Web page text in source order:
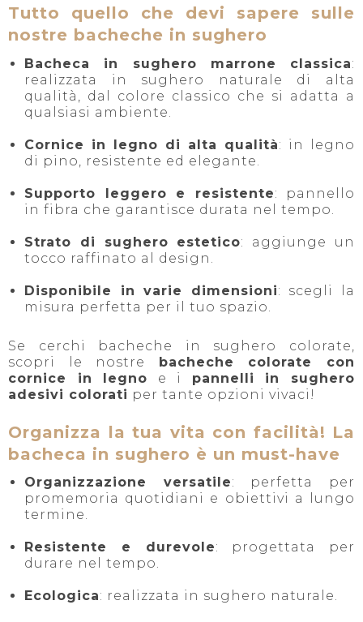
Tutto quello che devi sapere sulle
nostre bacheche in sughero
Bacheca in sughero marrone classica:
realizzata in sughero naturale di alta
qualità, dal colore classico che si adatta a
qualsiasi ambiente.
Cornice in legno di alta qualità: in legno
di pino, resistente ed elegante.
Supporto leggero e resistente: pannello
in fibra che garantisce durata nel tempo.
Strato di sughero estetico: aggiunge un
tocco raffinato al design.
Disponibile in varie dimensioni: scegli la
misura perfetta per il tuo spazio.
Se cerchi bacheche in sughero colorate,
scopri le nostre bacheche colorate con
cornice in legno e i pannelli in sughero
adesivi colorati per tante opzioni vivaci!
Organizza la tua vita con facilità! La
bacheca in sughero è un must-have
Organizzazione versatile: perfetta per
promemoria quotidiani e obiettivi a lungo
termine.
Resistente e durevole: progettata per
durare nel tempo.
Ecologica: realizzata in sughero naturale.